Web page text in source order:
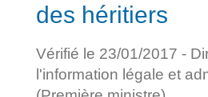
des héritiers
Vérifié le 23/01/2017 -
l'information légale et